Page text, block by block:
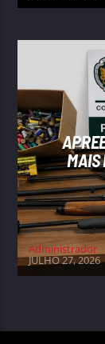
MAIS
Administrador
JULHO 27, 2026